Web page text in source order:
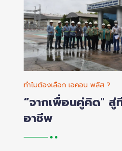
ทำไมต้องเลือก เอคอน พลัส ?
“จากเพื่อนคู่คิด" สู่
อาชีพ